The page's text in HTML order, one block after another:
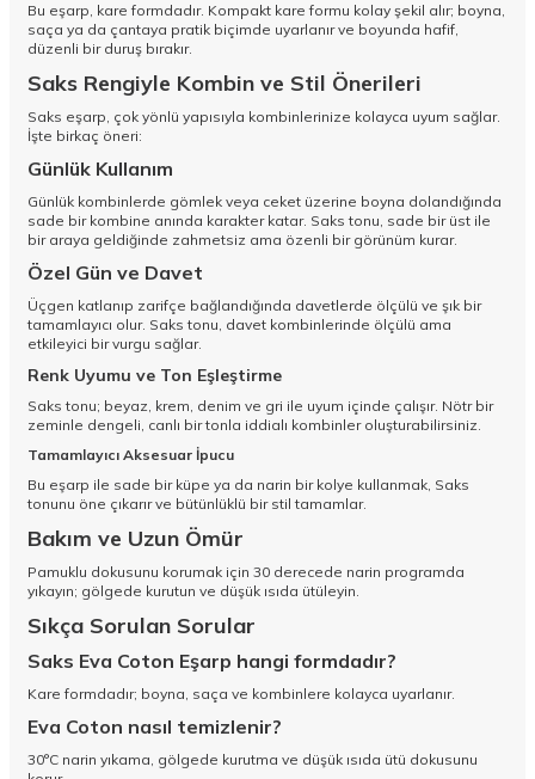
Bu eşarp, kare formdadır. Kompakt kare formu kolay şekil alır; boyna,
saça ya da çantaya pratik biçimde uyarlanır ve boyunda hafif,
düzenli bir duruş bırakır.
Saks Rengiyle Kombin ve Stil Önerileri
Saks eşarp, çok yönlü yapısıyla kombinlerinize kolayca uyum sağlar.
İşte birkaç öneri:
Günlük Kullanım
Günlük kombinlerde gömlek veya ceket üzerine boyna dolandığında
sade bir kombine anında karakter katar. Saks tonu, sade bir üst ile
bir araya geldiğinde zahmetsiz ama özenli bir görünüm kurar.
Özel Gün ve Davet
Üçgen katlanıp zarifçe bağlandığında davetlerde ölçülü ve şık bir
tamamlayıcı olur. Saks tonu, davet kombinlerinde ölçülü ama
etkileyici bir vurgu sağlar.
Renk Uyumu ve Ton Eşleştirme
Saks tonu; beyaz, krem, denim ve gri ile uyum içinde çalışır. Nötr bir
zeminle dengeli, canlı bir tonla iddialı kombinler oluşturabilirsiniz.
Tamamlayıcı Aksesuar İpucu
Bu eşarp ile sade bir küpe ya da narin bir kolye kullanmak, Saks
tonunu öne çıkarır ve bütünlüklü bir stil tamamlar.
Bakım ve Uzun Ömür
Pamuklu dokusunu korumak için 30 derecede narin programda
yıkayın; gölgede kurutun ve düşük ısıda ütüleyin.
Sıkça Sorulan Sorular
Saks Eva Coton Eşarp hangi formdadır?
Kare formdadır; boyna, saça ve kombinlere kolayca uyarlanır.
Eva Coton nasıl temizlenir?
30°C narin yıkama, gölgede kurutma ve düşük ısıda ütü dokusunu